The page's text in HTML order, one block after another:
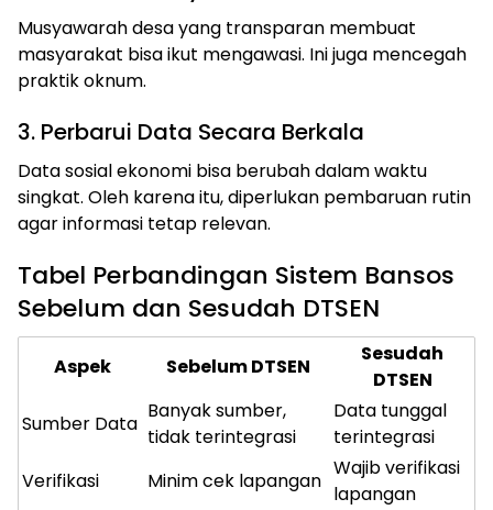
Musyawarah desa yang transparan membuat
masyarakat bisa ikut mengawasi. Ini juga mencegah
praktik oknum.
3. Perbarui Data Secara Berkala
Data sosial ekonomi bisa berubah dalam waktu
singkat. Oleh karena itu, diperlukan pembaruan rutin
agar informasi tetap relevan.
Tabel Perbandingan Sistem Bansos
Sebelum dan Sesudah DTSEN
Aspek Sebelum DTSEN
Sesudah
DTSEN
Sumber Data
Banyak sumber,
tidak terintegrasi
Data tunggal
terintegrasi
Verifikasi
Minim cek lapangan
Wajib verifikasi
lapangan